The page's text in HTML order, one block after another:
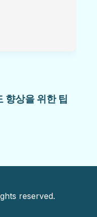
향상을 위한 팁
reserved.